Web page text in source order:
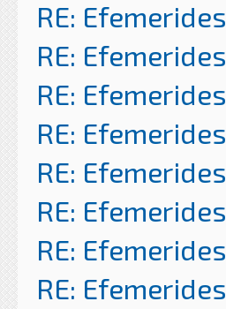
RE: Efemerides
RE: Efemerides
RE: Efemerides
RE: Efemerides
RE: Efemerides
RE: Efemerides
RE: Efemerides
RE: Efemerides